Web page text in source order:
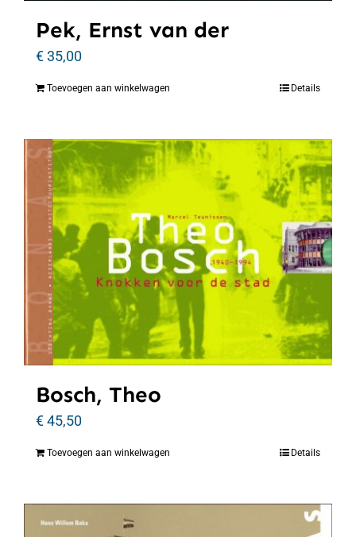
Pek, Ernst van der
€35,00
Toevoegen aan winkelwagen Details
Bosch, Theo
€45,50
Toevoegen aan winkelwagen Details